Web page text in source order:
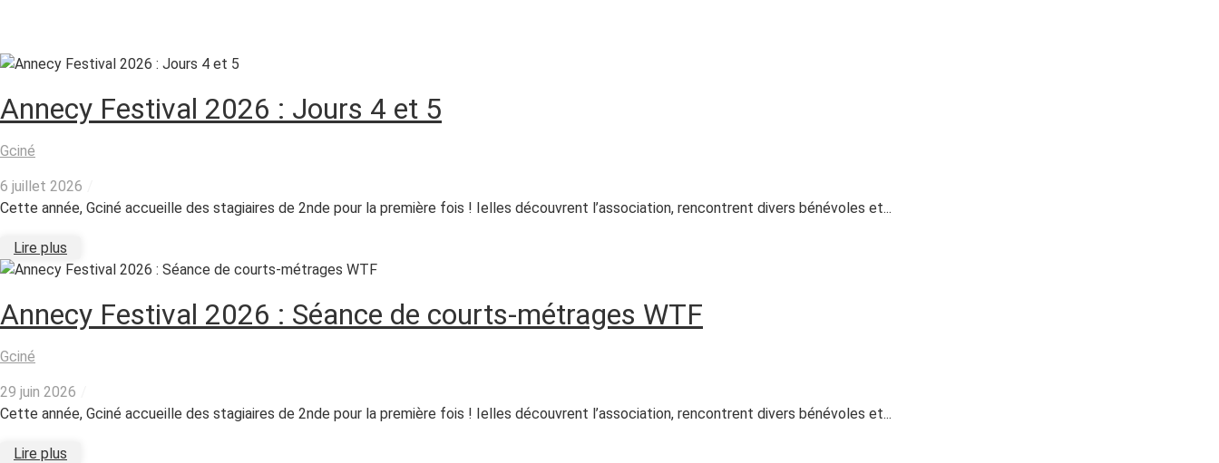
Annecy Festival 2026 : Jours 4 et 5
Gciné
6 juillet 2026
Cette année, Gciné accueille des stagiaires de 2nde pour la première fois ! Ielles découvrent l’association, rencontrent divers bénévoles et...
Lire plus
Annecy Festival 2026 : Séance de courts-métrages WTF
Gciné
29 juin 2026
Cette année, Gciné accueille des stagiaires de 2nde pour la première fois ! Ielles découvrent l’association, rencontrent divers bénévoles et...
Lire plus